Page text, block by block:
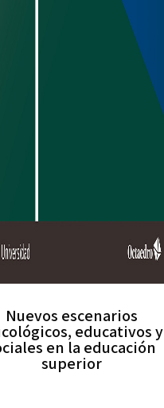
Nuevos escenarios
educativos y
en la educación
superior